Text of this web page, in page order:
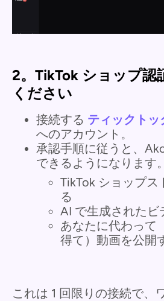
2。TikTok ショップ認
ください
接続する ティックトッ
へのアカウント。
承認手順に従うと、
できるようになります。
TikTok ショップス
る
AI で生成された
あなたに代わって
得て）動画を公開
これは 1 回限りの接続で、